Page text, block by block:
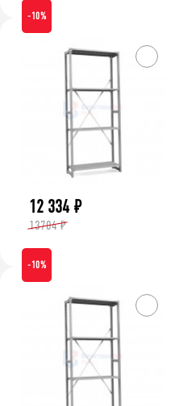
-10%
12 334 ₽
13704 ₽
-10%